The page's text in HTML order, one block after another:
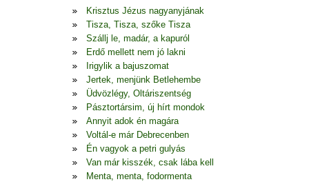
Krisztus Jézus nagyanyjának
Tisza, Tisza, szőke Tisza
Szállj le, madár, a kapuról
Erdő mellett nem jó lakni
Irigylik a bajuszomat
Jertek, menjünk Betlehembe
Üdvözlégy, Oltáriszentség
Pásztortársim, új hírt mondok
Annyit adok én magára
Voltál-e már Debrecenben
Én vagyok a petri gulyás
Van már kisszék, csak lába kell
Menta, menta, fodormenta